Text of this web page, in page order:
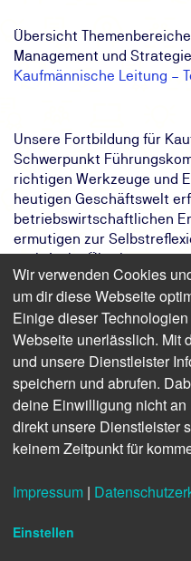
Übersicht Themenbereiche
Management und Strategie
Kaufmännische Leitung –
Unsere Fortbildung für
Schwerpunkt
richtigen Werkzeuge und
heutigen Geschäftswelt
betriebswirtschaftlichen
ermutigen zur
Führungsstils. Erfahren
entwickeln und die
Unternehmen
Führungskultur aktiv mit,
gewährleisten.
Das Ziel:
Nutzen
Ihr volles
Das Ergebnis:
Sie
Ihr Weg:
Die
Wir verwenden Cookies
um dir diese Webseite
Einige dieser
Webseite unerlässlich. Mit
und unsere Dienstleister
speichern und abrufen.
deine Einwilligung nicht
direkt unsere Dienstleister
keinem Zeitpunkt für
Impressum |
Einstellen